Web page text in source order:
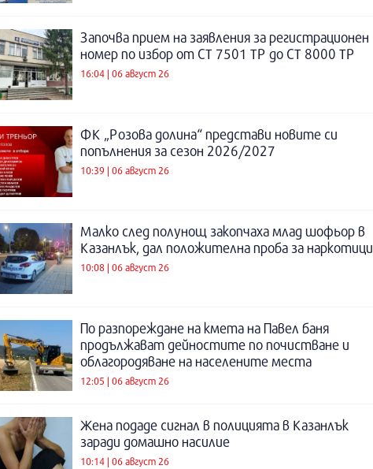
Започва прием на заявления за регистрационен
номер по избор от СТ 7501 ТР до СТ 8000 ТР
16:04 | 06 август 26
ФК „Розова долина“ представи новите си
попълнения за сезон 2026/2027
10:39 | 06 август 26
Малко след полунощ закопчаха млад шофьор в
Казанлък, дал положителна проба за наркотици
10:08 | 06 август 26
По разпореждане на кмета на Павел баня
продължават дейностите по почистване и
облагородяване на населените места
12:05 | 06 август 26
Жена подаде сигнал в полицията в Казанлък
заради домашно насилие
10:14 | 06 август 26